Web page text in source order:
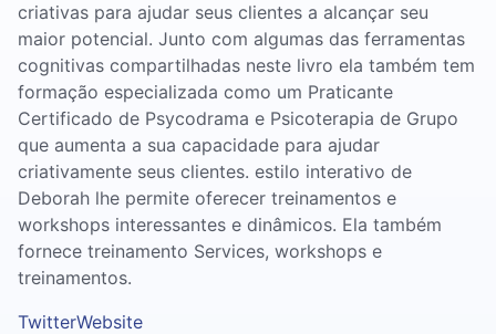
criativas para ajudar seus clientes a alcançar seu
maior potencial. Junto com algumas das ferramentas
cognitivas compartilhadas neste livro ela também tem
formação especializada como um Praticante
Certificado de Psycodrama e Psicoterapia de Grupo
que aumenta a sua capacidade para ajudar
criativamente seus clientes. estilo interativo de
Deborah lhe permite oferecer treinamentos e
workshops interessantes e dinâmicos. Ela também
fornece treinamento Services, workshops e
treinamentos.
TwitterWebsite